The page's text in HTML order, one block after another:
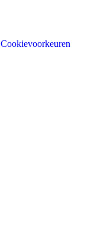
Cookievoorkeuren